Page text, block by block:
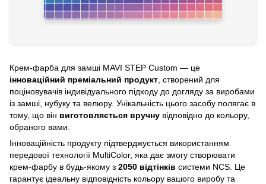
Крем-фарба для замші MAVI STEP Custom — це
інноваційний преміальний продукт , створений для
поціновувачів індивідуального підходу до догляду за виробами
із замші, нубуку та велюру. Унікальність цього засобу полягає в
тому, що він виготовляється вручну відповідно до кольору,
обраного вами.
Інноваційність продукту підтверджується використанням
передової технології MultiColor, яка дає змогу створювати
крем-фарбу в будь-якому з 2050 відтінків системи NCS. Це
гарантує ідеальну відповідність кольору вашого виробу та